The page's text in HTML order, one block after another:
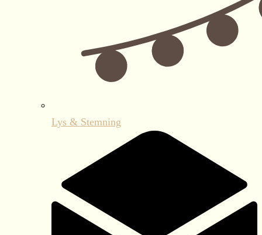
Lys & Stemning